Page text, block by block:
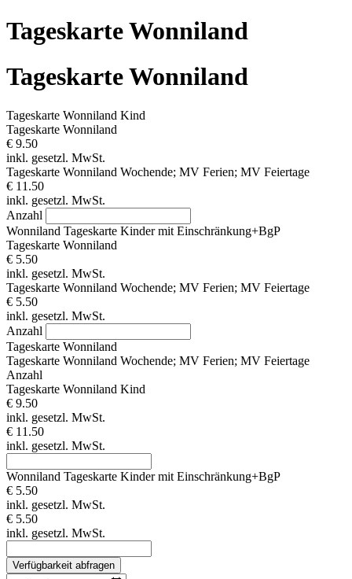
Tageskarte Wonniland
Tageskarte Wonniland
Tageskarte Wonniland Kind
Tageskarte Wonniland
€ 9.50
inkl. gesetzl. MwSt.
Tageskarte Wonniland Wochende; MV Ferien; MV Feiertage
€ 11.50
inkl. gesetzl. MwSt.
Anzahl
Wonniland Tageskarte Kinder mit Einschränkung+BgP
Tageskarte Wonniland
€ 5.50
inkl. gesetzl. MwSt.
Tageskarte Wonniland Wochende; MV Ferien; MV Feiertage
€ 5.50
inkl. gesetzl. MwSt.
Anzahl
Tageskarte Wonniland
Tageskarte Wonniland Wochende; MV Ferien; MV Feiertage
Anzahl
Tageskarte Wonniland Kind
€ 9.50
inkl. gesetzl. MwSt.
€ 11.50
inkl. gesetzl. MwSt.
Wonniland Tageskarte Kinder mit Einschränkung+BgP
€ 5.50
inkl. gesetzl. MwSt.
€ 5.50
inkl. gesetzl. MwSt.
Verfügbarkeit abfragen